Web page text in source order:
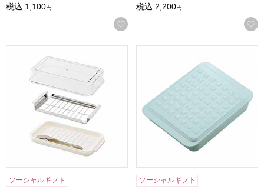
税込 1,100円
お気に入りに登録する
税込 2,200円
ソーシャルギフト ソーシャルギフト